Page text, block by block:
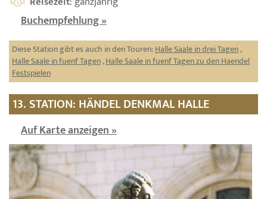
Buchempfehlung »
Diese Station gibt es auch in den Touren:Halle Saale in drei Tagen,
Halle Saale in fuenf Tagen,Halle Saale in fuenf Tagen zu den Haendel
Festspielen
13. STATION: HÄNDEL DENKMAL HALLE
Auf Karte anzeigen »